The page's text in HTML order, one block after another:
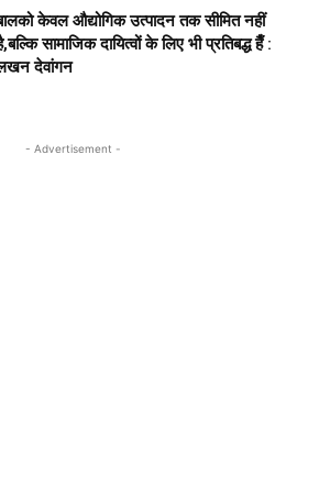
केवल औद्योगिक उत्पादन तक सीमित नहीं
सामाजिक दायित्वों के लिए भी प्रतिबद्ध हैँ :
देवांगन
- Advertisement -